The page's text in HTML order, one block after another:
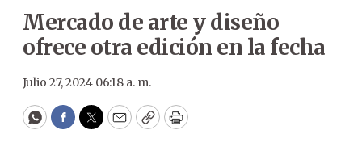
Mercado de arte y diseño
ofrece otra edición en la fecha
Julio 27, 2024 06:18 a. m.
WhatsApp
Facebook
Twitter
EmailCopyPrint